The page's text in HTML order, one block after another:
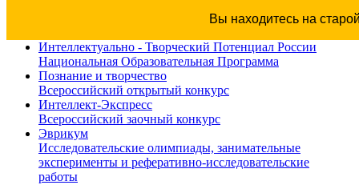
Вы находитесь на
Интеллектуально - Творческий Потенциал России
Национальная Образовательная Программа
Познание и творчество
Всероссийский открытый конкурс
Интеллект-Экспресс
Всероссийский заочный конкурс
Эврикум
Исследовательские олимпиады, занимательные
эксперименты и реферативно-исследовательские
работы